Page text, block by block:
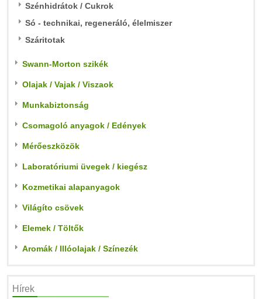
Szénhidrátok / Cukrok
Só - technikai, regeneráló, élelmiszer
Száritotak
Swann-Morton szikék
Olajak / Vajak / Viszaok
Munkabiztonság
Csomagoló anyagok / Edények
Mérőeszközök
Laboratóriumi üvegek / kiegész
Kozmetikai alapanyagok
Világíto csövek
Elemek / Töltők
Aromák / Illóolajak / Színezék
Hírek